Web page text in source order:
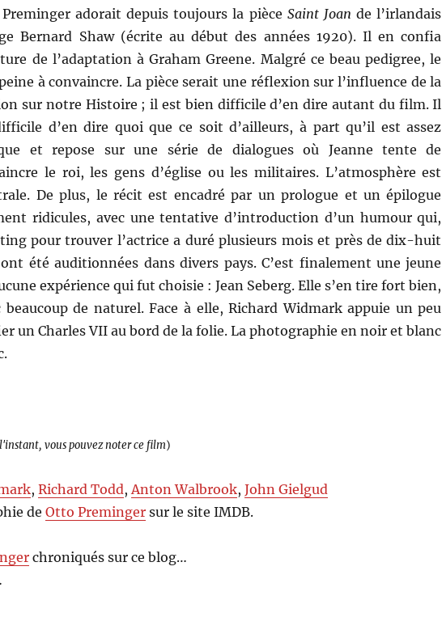
adorait depuis toujours la pièce Saint Joan de l’irlandais
Bernard Shaw (écrite au début des années 1920). Il en confia
de l’adaptation à Graham Greene. Malgré ce beau pedigree, le
à convaincre. La pièce serait une réflexion sur l’influence de la
sur notre Histoire ; il est bien difficile d’en dire autant du film. Il
d’en dire quoi que ce soit d’ailleurs, à part qu’il est assez
et repose sur une série de dialogues où Jeanne tente de
le roi, les gens d’église ou les militaires. L’atmosphère est
De plus, le récit est encadré par un prologue et un épilogue
ridicules, avec une tentative d’introduction d’un humour qui,
pour trouver l’actrice a duré plusieurs mois et près de dix-huit
été auditionnées dans divers pays. C’est finalement une jeune
expérience qui fut choisie : Jean Seberg. Elle s’en tire fort bien,
de naturel. Face à elle, Richard Widmark appuie un peu
un Charles VII au bord de la folie. La photographie en noir et blanc
vous pouvez noter ce film)
,Richard Todd, Anton Walbrook,John Gielgud
deOtto Preminger sur le site IMDB.
chroniqués sur ce blog…